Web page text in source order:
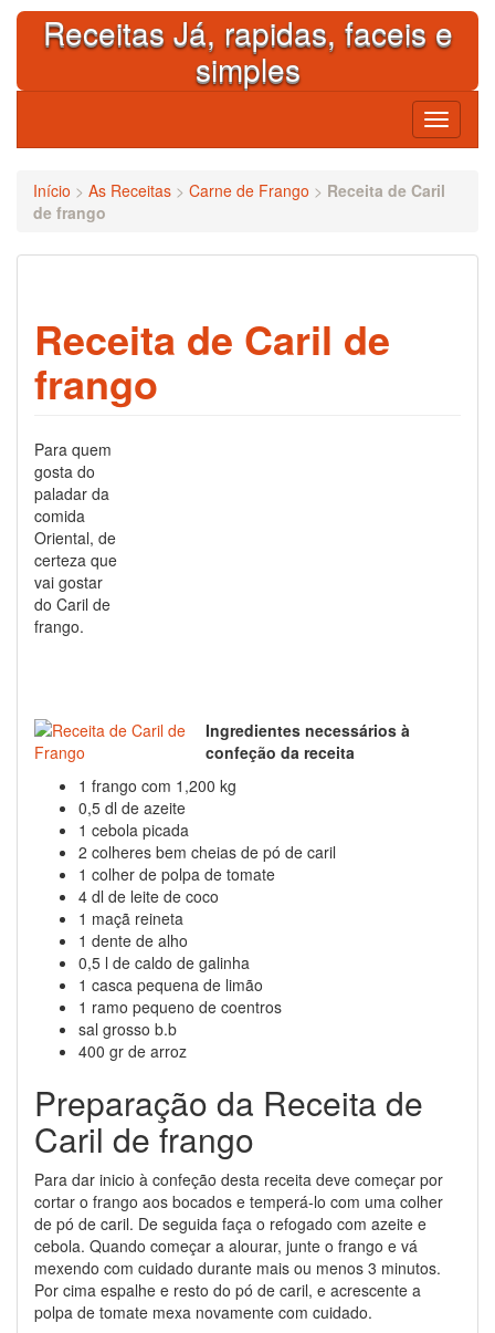
Skip
contentReceitas Já, rapidas, faceis e
simples
Toggle
Início > As Receitas > Carne de Frango > Receita de Caril
de frango
Receita de Caril de
frango
Para quem
gosta do
paladar da
comida
Oriental, de
certeza que
vai gostar
do Caril de
frango.
Ingredientes necessários à
confeção da receita
1 frango com 1,200 kg
0,5 dl de azeite
1 cebola picada
2 colheres bem cheias de pó de caril
1 colher de polpa de tomate
4 dl de leite de coco
1 maçã reineta
1 dente de alho
0,5 l de caldo de galinha
1 casca pequena de limão
1 ramo pequeno de coentros
sal grosso b.b
400 gr de arroz
Preparação da Receita de
Caril de frango
Para dar inicio à confeção desta receita deve começar por
cortar o frango aos bocados e temperá-lo com uma colher
de pó de caril. De seguida faça o refogado com azeite e
cebola. Quando começar a alourar, junte o frango e vá
mexendo com cuidado durante mais ou menos 3 minutos.
Por cima espalhe e resto do pó de caril, e acrescente a
polpa de tomate mexa novamente com cuidado.